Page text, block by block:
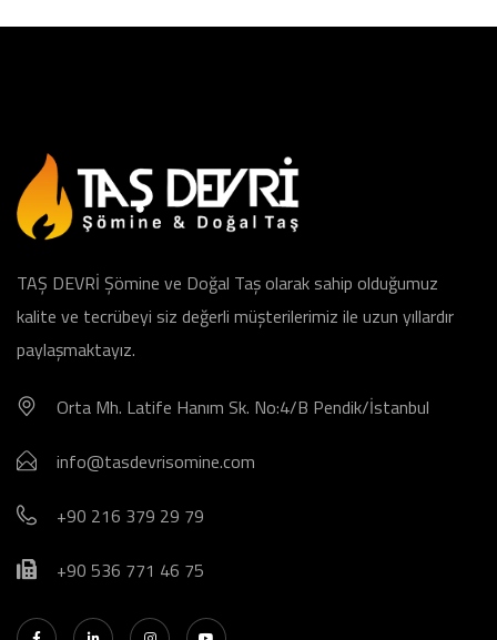
TAŞ DEVRİ Şömine ve Doğal Taş olarak sahip olduğumuz
kalite ve tecrübeyi siz değerli müşterilerimiz ile uzun yıllardır
paylaşmaktayız.
Orta Mh. Latife Hanım Sk. No:4/B Pendik/İstanbul
info@tasdevrisomine.com
+90 216 379 29 79
+90 536 771 46 75